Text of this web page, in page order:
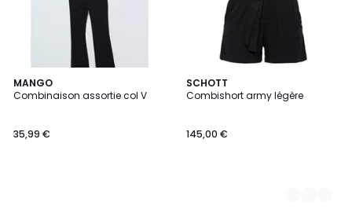
MANGO
Combinaison assortie col V
35,99 €
SCHOTT
Combishort army légère
145,00 €
3
Couleurs